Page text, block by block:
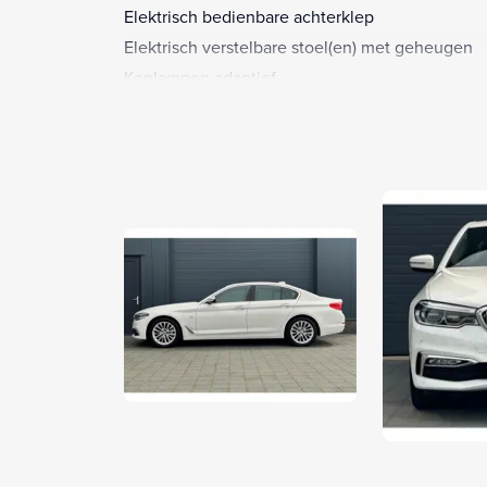
Elektrisch bedienbare achterklep
Elektrisch verstelbare stoel(en) met geheugen
Koplampen adaptief
Parkeer assistent
Parkeersensor voor en achter
Stuurkolom elektrisch verstelbaar
Stuur verwarmd
Voorstoelen verwarmd